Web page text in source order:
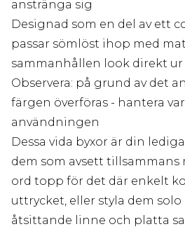
anstränga sig
Designad som en del av ett
passar sömlöst ihop med
sammanhållen look direkt ur
Observera: på grund av det
färgen överföras - hantera
användningen
Dessa vida byxor är din
dem som avsett tillsammans
ord topp för det där enkelt
uttrycket, eller styla dem
åtsittande linne och platta